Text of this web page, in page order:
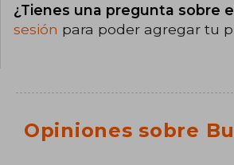
¿Tienes una pregunta sobre
sesión para poder agregar tu
Opiniones sobre